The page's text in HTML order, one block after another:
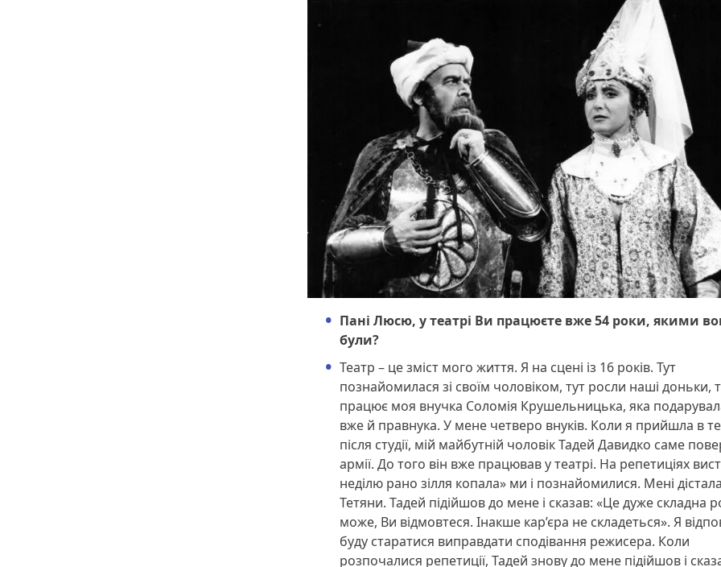
Пані Люсю, у театрі Ви працюєте вже 54 роки, якими
були?
Театр – це зміст мого життя. Я на сцені із 16 років. Тут
познайомилася зі своїм чоловіком, тут росли наші доньки,
працює моя внучка Соломія Крушельницька, яка
вже й правнука. У мене четверо внуків. Коли я прийшла в
після студії, мій майбутній чоловік Тадей Давидко саме
армії. До того він вже працював у театрі. На репетиціях
неділю рано зілля копала» ми і познайомилися. Мені
Тетяни. Тадей підійшов до мене і сказав: «Це дуже складна
може, Ви відмовтеся. Інакше кар’єра не складеться». Я
буду старатися виправдати сподівання режисера. Коли
розпочалися репетиції, Тадей знову до мене підійшов і